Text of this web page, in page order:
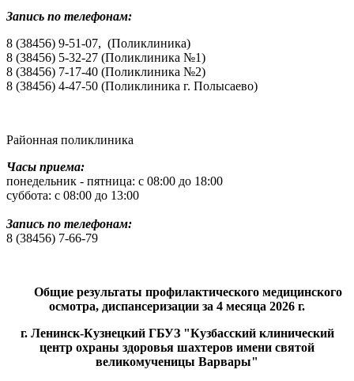
Запись по телефонам:
8 (38456) 9-51-07, (Поликлиника)
8 (38456) 5-32-27 (Поликлиника №1)
8 (38456) 7-17-40 (Поликлиника №2)
8 (38456) 4-47-50 (Поликлиника г. Полысаево)
Районная поликлиника
Часы приема:
понедельник - пятница: с 08:00 до 18:00
суббота: с 08:00 до 13:00
Запись по телефонам:
8 (38456) 7-66-79
Общие результаты профилактического медицинского
осмотра, диспансеризации за 4 месяца 2026 г.
г. Ленинск-Кузнецкий ГБУЗ "Кузбасский клинический
центр охраны здоровья шахтеров имени святой
великомученицы Варвары"